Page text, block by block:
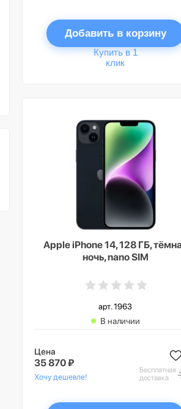
Добавить в корзину
Купить в 1
клик
Apple iPhone 14, 128 ГБ,
ночь, nano SIM
арт. 1963
В наличии
Цена
35 870 ₽
Хочу дешевле!
Бесплатная
доставка